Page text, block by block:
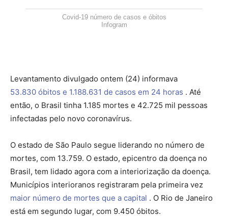
Covid-19 número de casos e óbitos
Infogram
Levantamento divulgado ontem (24) informava
53.830 óbitos e 1.188.631 de casos em 24 horas . Até
então, o Brasil tinha 1.185 mortes e 42.725 mil pessoas
infectadas pelo novo coronavírus.
O estado de São Paulo segue liderando no número de
mortes, com 13.759. O estado, epicentro da doença no
Brasil, tem lidado agora com a interiorização da doença.
Municípios interioranos registraram pela primeira vez
maior número de mortes que a capital . O Rio de Janeiro
está em segundo lugar, com 9.450 óbitos.